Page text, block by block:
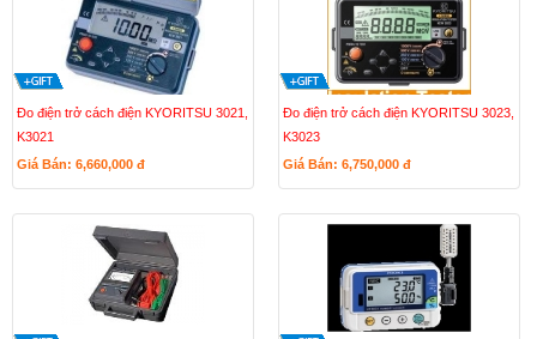
Đo điện trở cách điện KYORITSU 3021,
K3021
Giá Bán: 6,660,000 đ
Đo điện trở cách điện KYORITSU 3023,
K3023
Giá Bán: 6,750,000 đ